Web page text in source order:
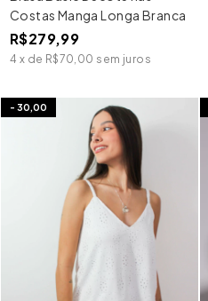
Costas Manga Longa Branca
R$279,99
4 x de R$70,00 sem juros
- 30,00